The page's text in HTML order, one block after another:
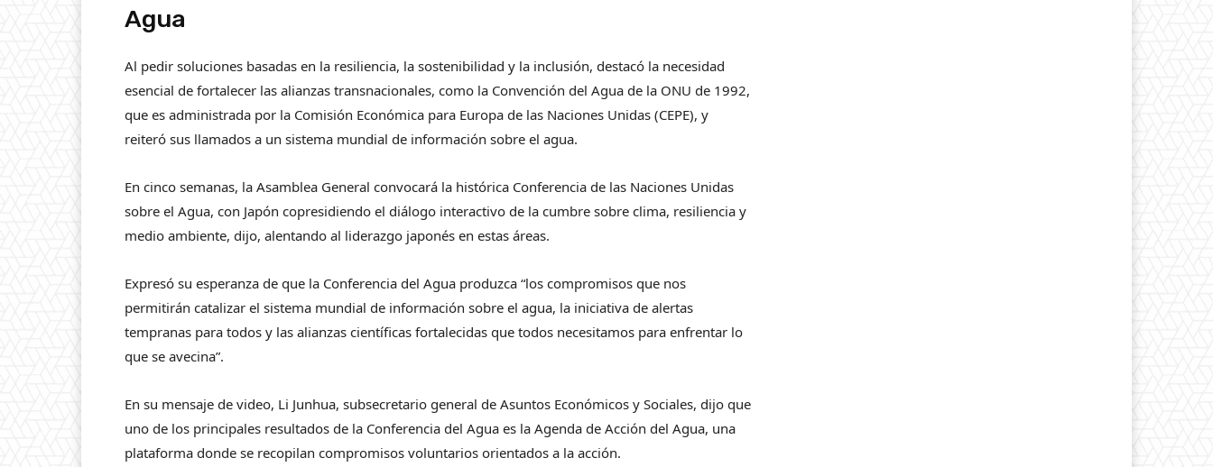
Agua
Al pedir soluciones basadas en la resiliencia, la sostenibilidad y la inclusión, destacó la necesidad
esencial de fortalecer las alianzas transnacionales, como la Convención del Agua de la ONU de 1992,
que es administrada por la Comisión Económica para Europa de las Naciones Unidas (CEPE), y
reiteró sus llamados a un sistema mundial de información sobre el agua.
En cinco semanas, la Asamblea General convocará la histórica Conferencia de las Naciones Unidas
sobre el Agua, con Japón copresidiendo el diálogo interactivo de la cumbre sobre clima, resiliencia y
medio ambiente, dijo, alentando al liderazgo japonés en estas áreas.
Expresó su esperanza de que la Conferencia del Agua produzca “los compromisos que nos
permitirán catalizar el sistema mundial de información sobre el agua, la iniciativa de alertas
tempranas para todos y las alianzas científicas fortalecidas que todos necesitamos para enfrentar lo
que se avecina”.
En su mensaje de video, Li Junhua, subsecretario general de Asuntos Económicos y Sociales, dijo que
uno de los principales resultados de la Conferencia del Agua es la Agenda de Acción del Agua, una
plataforma donde se recopilan compromisos voluntarios orientados a la acción.